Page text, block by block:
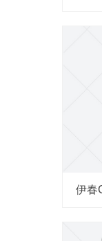
伊春